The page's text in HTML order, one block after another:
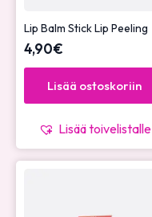
Lip Balm Stick Lip Peeling
4,90€
Lisää ostoskoriin
Lisää toivelistalle